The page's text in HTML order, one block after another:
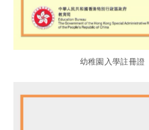
幼稚園入學註冊證